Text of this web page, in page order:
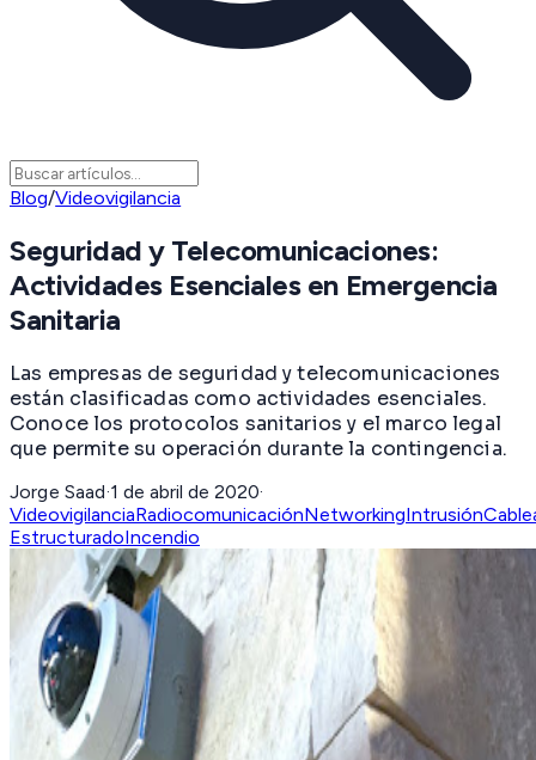
Blog/Videovigilancia
Seguridad y Telecomunicaciones:
Actividades Esenciales en Emergencia
Sanitaria
Las empresas de seguridad y telecomunicaciones
están clasificadas como actividades esenciales.
Conoce los protocolos sanitarios y el marco legal
que permite su operación durante la contingencia.
Jorge Saad·1 de abril de 2020·
VideovigilanciaRadiocomunicaciónNetworkingIntrusión
EstructuradoIncendio